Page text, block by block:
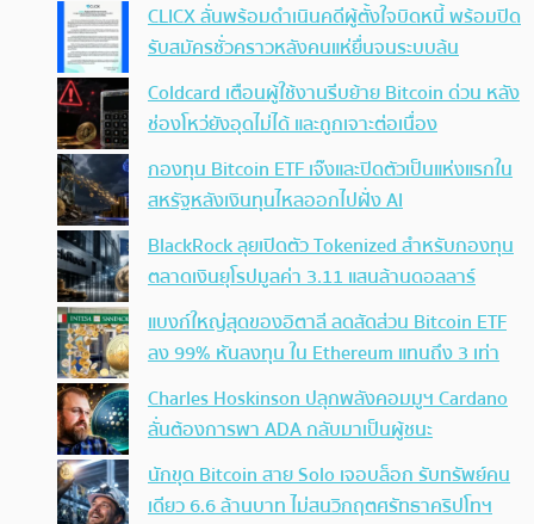
CLICX ลั่นพร้อมดำเนินคดีผู้ตั้งใจบิดหนี้ พร้อมปิด
รับสมัครชั่วคราวหลังคนแห่ยื่นจนระบบล้น
Coldcard เตือนผู้ใช้งานรีบย้าย Bitcoin ด่วน หลัง
ช่องโหว่ยังอุดไม่ได้ และถูกเจาะต่อเนื่อง
กองทุน Bitcoin ETF เจ๊งและปิดตัวเป็นแห่งแรกใน
สหรัฐหลังเงินทุนไหลออกไปฝั่ง AI
BlackRock ลุยเปิดตัว Tokenized สำหรับกองทุน
ตลาดเงินยุโรปมูลค่า 3.11 แสนล้านดอลลาร์
แบงก์ใหญ่สุดของอิตาลี ลดสัดส่วน Bitcoin ETF
ลง 99% หันลงทุน ใน Ethereum แทนถึง 3 เท่า
Charles Hoskinson ปลุกพลังคอมมูฯ Cardano
ลั่นต้องการพา ADA กลับมาเป็นผู้ชนะ
นักขุด Bitcoin สาย Solo เจอบล็อก รับทรัพย์คน
เดียว 6.6 ล้านบาท ไม่สนวิกฤตศรัทธาคริปโทฯ